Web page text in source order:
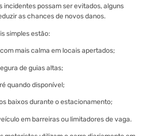
incidentes possam ser evitados, alguns
as chances de novos danos.
simples estão:
mais calma em locais apertados;
de guias altas;
quando disponível;
baixos durante o estacionamento;
em barreiras ou limitadores de vaga.